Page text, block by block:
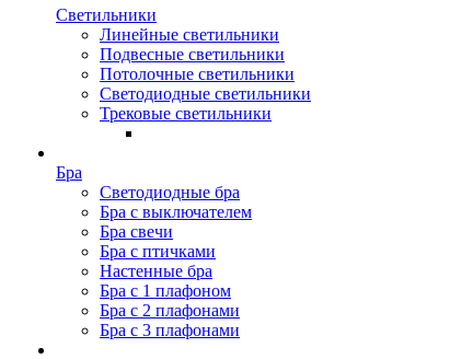
Светильники
Линейные светильники
Подвесные светильники
Потолочные светильники
Светодиодные светильники
Трековые светильники
Бра
Светодиодные бра
Бра с выключателем
Бра свечи
Бра с птичками
Настенные бра
Бра с 1 плафоном
Бра с 2 плафонами
Бра с 3 плафонами